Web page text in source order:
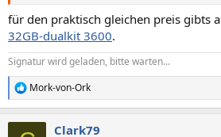
für den praktisch gleichen preis gibts
32GB-dualkit 3600.
Signatur wird geladen, bitte warten...
R
e
Mork-von-Ork
Clark79